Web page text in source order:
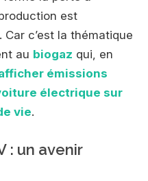
est
c’est la thématique
au biogaz qui, en
émissions
électrique sur
vie.
: un avenir